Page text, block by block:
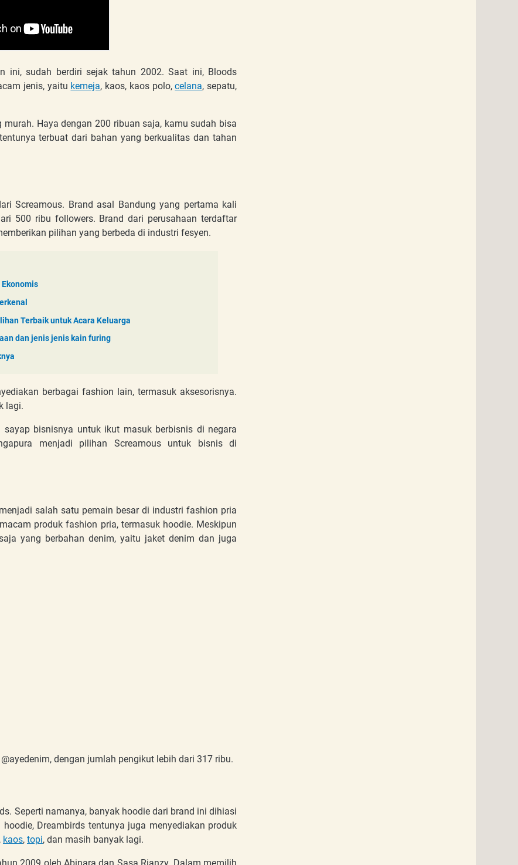
ini, sudah berdiri sejak tahun 2002. Saat ini, Bloods
jenis, yaitu kemeja, kaos, kaos polo,celana, sepatu,
Haya dengan 200 ribuan saja, kamu sudah bisa
terbuat dari bahan yang berkualitas dan tahan
Screamous. Brand asal Bandung yang pertama kali
500 ribu followers. Brand dari perusahaan terdaftar
pilihan yang berbeda di industri fesyen.
Terbaik untuk Acara Keluarga
dan jenis jenis kain furing
berbagai fashion lain, termasuk aksesorisnya.
lagi.
bisnisnya untuk ikut masuk berbisnis di negara
menjadi pilihan Screamous untuk bisnis di
salah satu pemain besar di industri fashion pria
produk fashion pria, termasuk hoodie. Meskipun
yang berbahan denim, yaitu jaket denim dan juga
dengan jumlah pengikut lebih dari 317 ribu.
Seperti namanya, banyak hoodie dari brand ini dihiasi
Dreambirds tentunya juga menyediakan produk
, kaos, topi, dan masih banyak lagi.